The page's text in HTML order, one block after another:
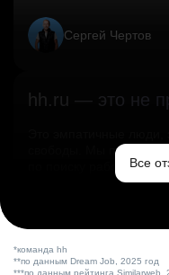
Сергей Чертов
hh.ru — это не
свободы. Мы
по поиску работы в
Все
*команда hh
**по данным Dream Job, 2025 год
***по данным рейтинга Similarweb,